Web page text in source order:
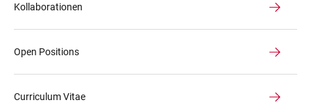
Kollaborationen
Open Positions
Curriculum Vitae